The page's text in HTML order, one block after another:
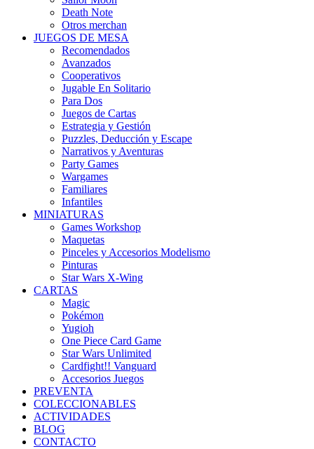
Death Note
Otros merchan
JUEGOS DE MESA
Recomendados
Avanzados
Cooperativos
Jugable En Solitario
Para Dos
Juegos de Cartas
Estrategia y Gestión
Puzzles, Deducción y Escape
Narrativos y Aventuras
Party Games
Wargames
Familiares
Infantiles
MINIATURAS
Games Workshop
Maquetas
Pinceles y Accesorios Modelismo
Pinturas
Star Wars X-Wing
CARTAS
Magic
Pokémon
Yugioh
One Piece Card Game
Star Wars Unlimited
Cardfight!! Vanguard
Accesorios Juegos
PREVENTA
COLECCIONABLES
ACTIVIDADES
BLOG
CONTACTO